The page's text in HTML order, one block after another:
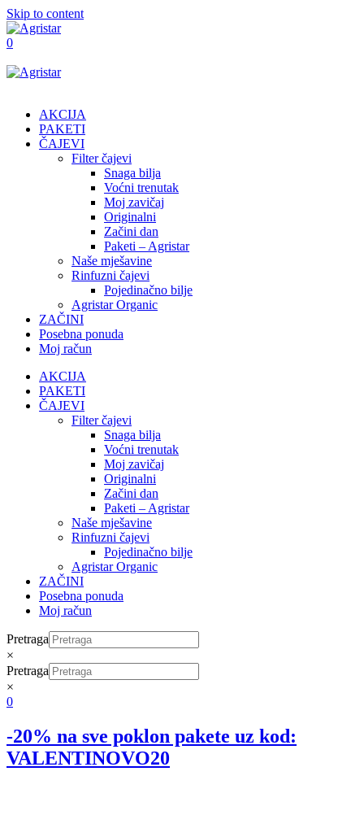
Skip to content
0
AKCIJA
PAKETI
ČAJEVI
Filter čajevi
Snaga bilja
Voćni trenutak
Moj zavičaj
Originalni
Začini dan
Paketi – Agristar
Naše mješavine
Rinfuzni čajevi
Pojedinačno bilje
Agristar Organic
ZAČINI
Posebna ponuda
Moj račun
AKCIJA
PAKETI
ČAJEVI
Filter čajevi
Snaga bilja
Voćni trenutak
Moj zavičaj
Originalni
Začini dan
Paketi – Agristar
Naše mješavine
Rinfuzni čajevi
Pojedinačno bilje
Agristar Organic
ZAČINI
Posebna ponuda
Moj račun
Pretraga
×
Pretraga
×
0
-20% na sve poklon pakete uz kod:
VALENTINOVO20